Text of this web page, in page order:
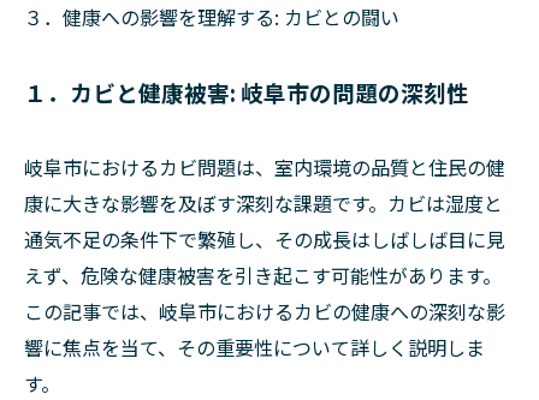
３．健康への影響を理解する: カビとの闘い
１．カビと健康被害: 岐阜市の問題の深刻性
岐阜市におけるカビ問題は、室内環境の品質と住民の健
康に大きな影響を及ぼす深刻な課題です。カビは湿度と
通気不足の条件下で繁殖し、その成長はしばしば目に見
えず、危険な健康被害を引き起こす可能性があります。
この記事では、岐阜市におけるカビの健康への深刻な影
響に焦点を当て、その重要性について詳しく説明しま
す。